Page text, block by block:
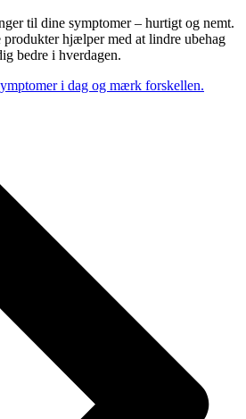
til dine symptomer – hurtigt og nemt.
produkter hjælper med at lindre ubehag
bedre i hverdagen.
i dag og mærk forskellen.